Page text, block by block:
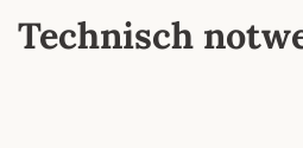
Technisch